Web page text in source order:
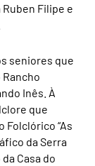
Filipe e
seniores que
Inês. À
que
Folclórico “As
da Serra
Casa do